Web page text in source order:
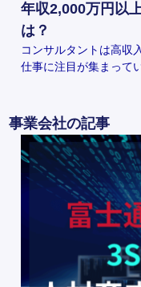
年収2,000万円以
は？
コンサルタントは高収
仕事に注目が集まって
事業会社の記事